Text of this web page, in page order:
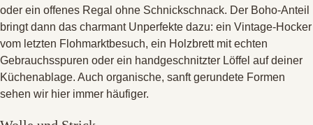
oder ein offenes Regal ohne Schnickschnack. Der Boho-Anteil
bringt dann das charmant Unperfekte dazu: ein Vintage-Hocker
vom letzten Flohmarktbesuch, ein Holzbrett mit echten
Gebrauchsspuren oder ein handgeschnitzter Löffel auf deiner
Küchenablage. Auch organische, sanft gerundete Formen
sehen wir hier immer häufiger.